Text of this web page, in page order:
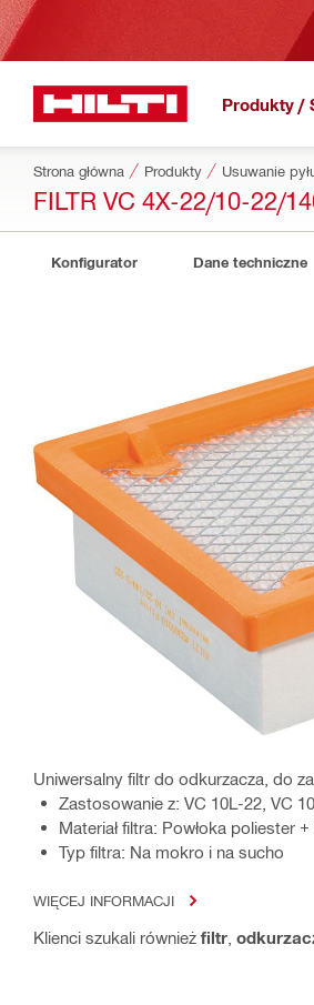
Produkty /
Strona główna Produkty
FILTR VC 4X-22/10-22/
Konfigurator Dane techniczne
Uniwersalny filtr do odkurzacza, do
Zastosowanie z: VC 10L-22, VC
Materiał filtra: Powłoka poliester +
Typ filtra: Na mokro i na sucho
WIĘCEJ INFORMACJI
Klienci szukali również filtr